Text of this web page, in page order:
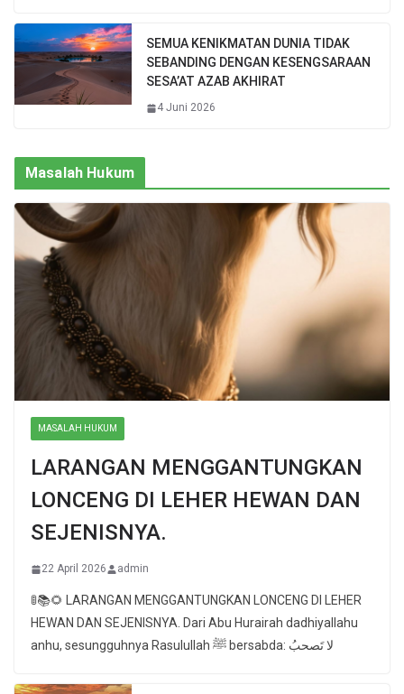
SEMUA KENIKMATAN DUNIA TIDAK
SEBANDING DENGAN KESENGSARAAN
SESA’AT AZAB AKHIRAT
4 Juni 2026
Masalah Hukum
MASALAH HUKUM
LARANGAN MENGGANTUNGKAN
LONCENG DI LEHER HEWAN DAN
SEJENISNYA.
22 April 2026 admin
🚦📚🌻 LARANGAN MENGGANTUNGKAN LONCENG DI LEHER
HEWAN DAN SEJENISNYA. Dari Abu Hurairah dadhiyallahu
anhu, sesungguhnya Rasulullah ﷺ bersabda: لا تَصحبُ